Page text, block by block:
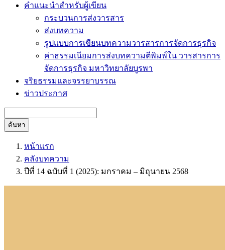
คำแนะนำสำหรับผู้เขียน
กระบวนการส่งวารสาร
ส่งบทความ
รูปแบบการเขียนบทความวารสารการจัดการธุรกิจ
ค่าธรรมเนียมการส่งบทความตีพิมพ์ใน วารสารการ
จัดการธุรกิจ มหาวิทยาลัยบูรพา
จริยธรรมและจรรยาบรรณ
ข่าวประกาศ
ค้นหา
หน้าแรก
คลังบทความ
ปีที่ 14 ฉบับที่ 1 (2025): มกราคม – มิถุนายน 2568